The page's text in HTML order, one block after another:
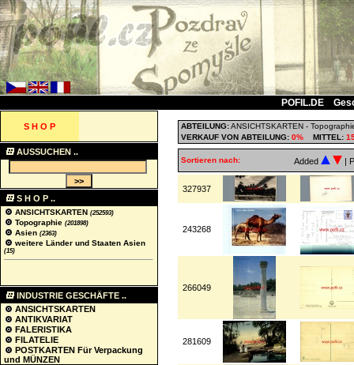
POFIL.DE
S H O P
AUSSUCHEN ..
S H O P ..
ANSICHTSKARTEN (252593)
Topographie (201898)
Asien (2363)
weitere Länder und Staaten Asien
(15)
INDUSTRIE GESCHÄFTE ..
ANSICHTSKARTEN
ANTIKVARIAT
FALERISTIKA
FILATELIE
POSTKARTEN Für Verpackung
und MÜNZEN
ABTEILUNG:ANSICHTSKARTEN -
VERKAUF VON ABTEILUNG: 0% MITTEL:
Sortieren nach: Added |
327937
243268
266049
281609